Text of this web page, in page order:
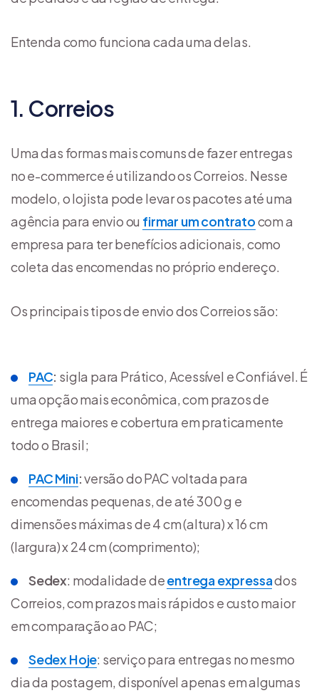
Entenda como funciona cada uma delas.
1. Correios
Uma das formas mais comuns de fazer entregas
no e-commerce é utilizando os Correios. Nesse
modelo, o lojista pode levar os pacotes até uma
agência para envio ou firmar um contratocom a
empresa para ter benefícios adicionais, como
coleta das encomendas no próprio endereço.
Os principais tipos de envio dos Correios são:
PAC: sigla para Prático, Acessível e Confiável. É
uma opção mais econômica, com prazos de
entrega maiores e cobertura em praticamente
todo o Brasil;
PAC Mini:versão do PAC voltada para
encomendas pequenas, de até 300 g e
dimensões máximas de 4 cm (altura) x 16 cm
(largura) x 24 cm (comprimento);
Sedex: modalidade deentrega expressados
Correios, com prazos mais rápidos e custo maior
em comparação ao PAC;
Sedex Hoje: serviço para entregas no mesmo
dia da postagem, disponível apenas em algumas